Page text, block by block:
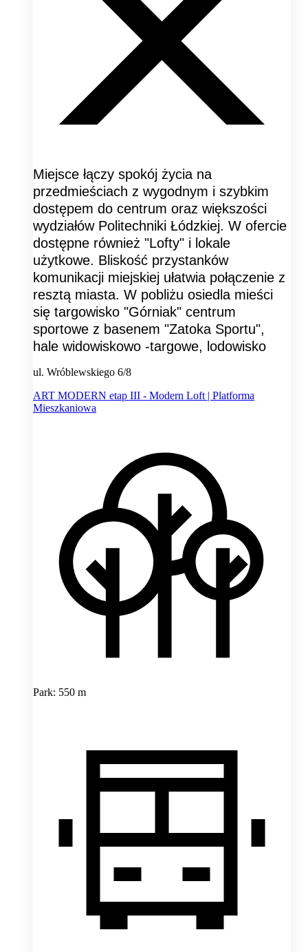
Miejsce łączy spokój życia na
przedmieściach z wygodnym i szybkim
dostępem do centrum oraz większości
wydziałów Politechniki Łódzkiej. W ofercie
dostępne również "Lofty" i lokale
użytkowe. Bliskość przystanków
komunikacji miejskiej ułatwia połączenie z
resztą miasta. W pobliżu osiedla mieści
się targowisko "Górniak" centrum
sportowe z basenem "Zatoka Sportu",
hale widowiskowo -targowe, lodowisko
ul. Wróblewskiego 6/8
ART MODERN etap III - Modern Loft | Platforma
Mieszkaniowa
Park: 550 m